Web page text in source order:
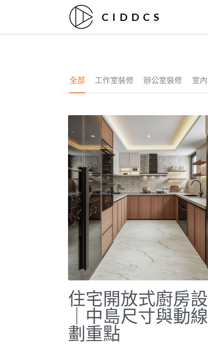
C  I  D  D  C  S
全部 工作室裝修 辦公室裝修 室
住宅開放式廚房
｜中島尺寸與動
劃重點